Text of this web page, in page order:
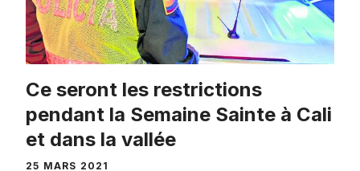
Ce seront les restrictions
pendant la Semaine Sainte à Cali
et dans la vallée
25 MARS 2021